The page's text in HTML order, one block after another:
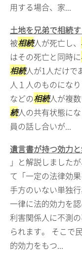
用する場合、家...
土地を兄弟で相続
被相続人が死亡し、
はその死亡と同時に
相続人が1人だけで
人１人のものにな
などの相続人が複数
続人の共有状態に
員の話し合いが...
遺言書が持つ効力
」と解説しました
て「一定の法律効
手方のいない単独
一律に法的効力を
利害関係人に不測
られます。 そこで
的効力をもつ...